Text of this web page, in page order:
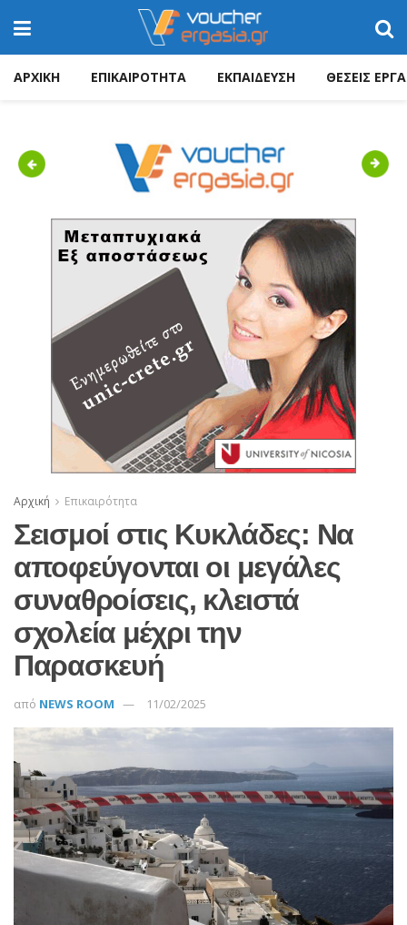
ΑΡΧΙΚΗ ΕΠΙΚΑΙΡΟΤΗΤΑ ΕΚΠΑΙΔΕΥΣΗ ΘΕΣΕΙΣ
Previous Next
Αρχική Επικαιρότητα
Σεισμοί στις Κυκλάδες: Να
αποφεύγονται οι μεγάλες
συναθροίσεις, κλειστά
σχολεία μέχρι την
Παρασκευή
από NEWS ROOM 11/02/2025